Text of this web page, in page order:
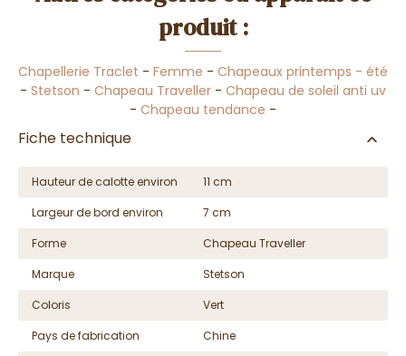
produit :
Chapellerie Traclet - Femme - Chapeaux printemps - été
- Stetson - Chapeau Traveller - Chapeau de soleil anti uv
- Chapeau tendance -
Fiche technique
Hauteur de calotte environ
11 cm
Largeur de bord environ
7 cm
Forme
Chapeau Traveller
Marque
Stetson
Coloris
Vert
Pays de fabrication
Chine